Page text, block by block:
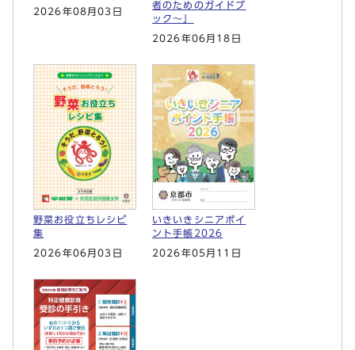
2026年08月03日
者のためのガイドブ
ック～」
2026年06月18日
野菜お役立ちレシピ
集
2026年06月03日
いきいきシニアポイ
ント手帳2026
2026年05月11日